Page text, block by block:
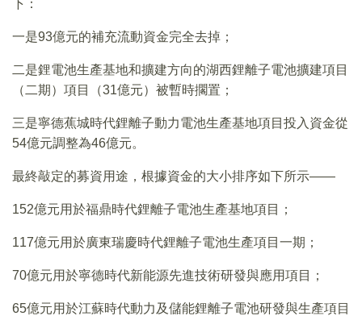
下：
一是93億元的補充流動資金完全去掉；
二是鋰電池生產基地和擴建方向的湖西鋰離子電池擴建項目
（二期）項目（31億元）被暫時擱置；
三是寧德蕉城時代鋰離子動力電池生產基地項目投入資金從
54億元調整為46億元。
最終敲定的募資用途，根據資金的大小排序如下所示——
152億元用於福鼎時代鋰離子電池生產基地項目；
117億元用於廣東瑞慶時代鋰離子電池生產項目一期；
70億元用於寧德時代新能源先進技術研發與應用項目；
65億元用於江蘇時代動力及儲能鋰離子電池研發與生產項目